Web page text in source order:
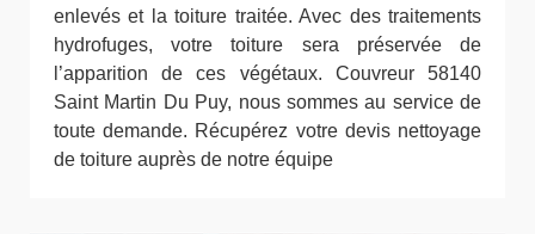
enlevés et la toiture traitée. Avec des traitements
hydrofuges, votre toiture sera préservée de
l’apparition de ces végétaux. Couvreur 58140
Saint Martin Du Puy, nous sommes au service de
toute demande. Récupérez votre devis nettoyage
de toiture auprès de notre équipe